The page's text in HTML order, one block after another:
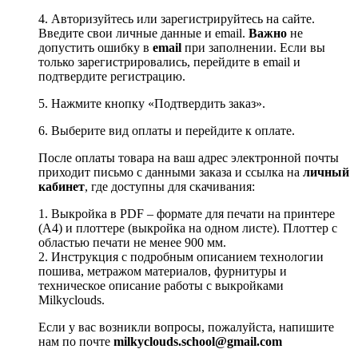
4. Авторизуйтесь или зарегистрируйтесь на сайте.
Введите свои личные данные и email. Важно не
допустить ошибку в email при заполнении. Если вы
только зарегистрировались, перейдите в email и
подтвердите регистрацию.
5. Нажмите кнопку «Подтвердить заказ».
6. Выберите вид оплаты и перейдите к оплате.
После оплаты товара на ваш адрес электронной почты
приходит письмо с данными заказа и ссылка на личный
кабинет, где доступны для скачивания:
1. Выкройка в PDF – формате для печати на принтере
(А4) и плоттере (выкройка на одном листе). Плоттер с
областью печати не менее 900 мм.
2. Инструкция с подробным описанием технологии
пошива, метражом материалов, фурнитуры и
техническое описание работы с выкройками
Milkyclouds.
Если у вас возникли вопросы, пожалуйста, напишите
нам по почте milkyclouds.school@gmail.com